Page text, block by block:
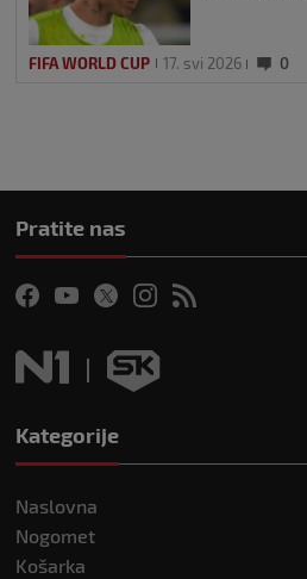
FIFA WORLD CUP 17. svi 2026 0
Pratite nas
Kategorije
Naslovna
Nogomet
Košarka